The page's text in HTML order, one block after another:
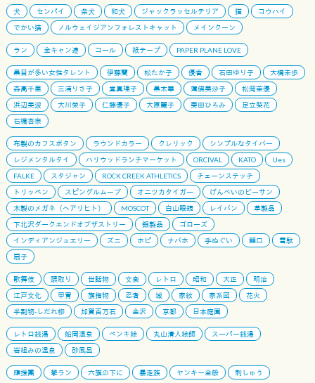
犬 センパイ 柴犬 和犬 ジャックラッセルテリア 猫
コウハイ
でかい猫
ノルウェイジアンフォレストキャット メインクーン
ラン 全キャン連 コール 紙テープ PAPER PLANE LOVE
黒目が多い女性タレント 伊藤蘭 松たか子 優香 石田ゆり子
大橋未歩
森高千里
三浦りさ子 堂真理子 黒木華 蓮佛美沙子
松岡茉優
浜辺美波
大川栄子 仁藤優子 大原麗子 栗田ひろみ
足立梨花
石橋杏奈
布製のカフスボタン ラウンドカラー クレリック
シンプルなタイバー
レジメンタルタイ
ハリウッドランチマーケット ORCIVAL KATO
Ues
FALKE
スタジャン ROCK CREEK ATHLETICS
チェーンステッチ
トリッペン
スピングルムーブ オニツカタイガー
げんべいのビーサン
木製のメガネ（ヘアリヒト）
MOSCOT 白山眼鏡 レイバン
革製品
下北沢ダークエンドオブザストリー
銀製品
ゴローズ
インディアンジュエリー
ズニ ホピ ナバホ 手ぬぐい 鯉口
雪駄
扇子
歌舞伎 隈取り 世話物 文楽 レトロ 昭和 大正
明治
江戸文化
甲冑 旗指物 忍者 城 家紋 家系図
花火
半割物-しだれ柳
加賀百万石 金沢 京都 日本庭園
レトロ銭湯 船岡温泉 ペンキ絵 丸山清人絵師
スーパー銭湯
岩組みの温泉
砂風呂
應援團 學ラン 六旗の下に 暴走族 ヤンキー全般 刺しゅう